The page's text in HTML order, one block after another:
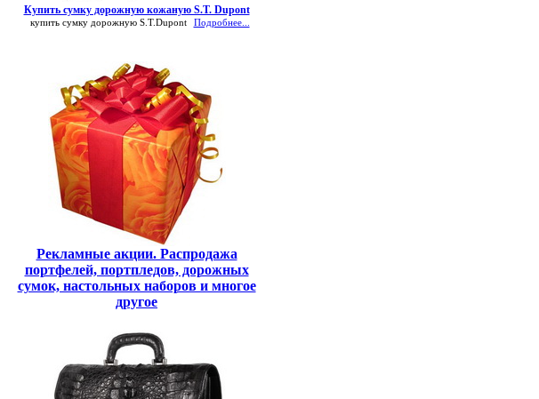
Купить сумку дорожную кожаную S.T. Dupont
купить сумку дорожную S.T.Dupont Подробнее...
Рекламные акции. Распродажа
портфелей, портпледов, дорожных
сумок, настольных наборов и многое
другое